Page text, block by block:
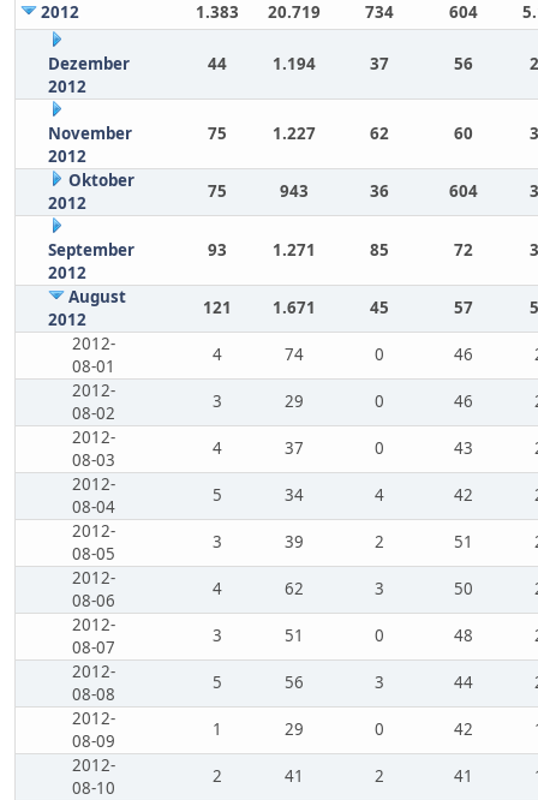
2012
1.383 20.719 734 604
Dezember
2012
44 1.194 37 56
November
2012
75 1.227 62 60
Oktober
2012
75 943 36 604
September
2012
93 1.271 85 72
August
2012
121 1.671 45 57
2012-
08-01
4 74 0 46
2012-
08-02
3 29 0 46
2012-
08-03
4 37 0 43
2012-
08-04
5 34 4 42
2012-
08-05
3 39 2 51
2012-
08-06
4 62 3 50
2012-
08-07
3 51 0 48
2012-
08-08
5 56 3 44
2012-
08-09
1 29 0 42
2012-
08-10
2 41 2 41